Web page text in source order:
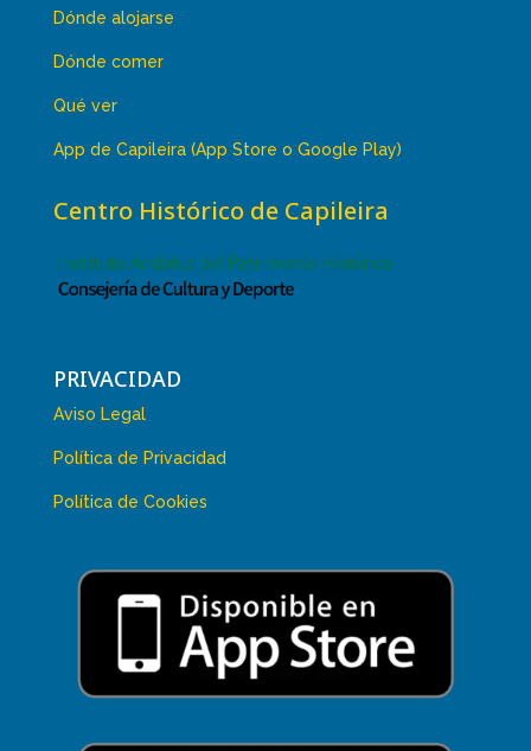
Dónde alojarse
Dónde comer
Qué ver
App de Capileira (App Store o Google Play)
Centro Histórico de Capileira
PRIVACIDAD
Aviso Legal
Política de Privacidad
Política de Cookies